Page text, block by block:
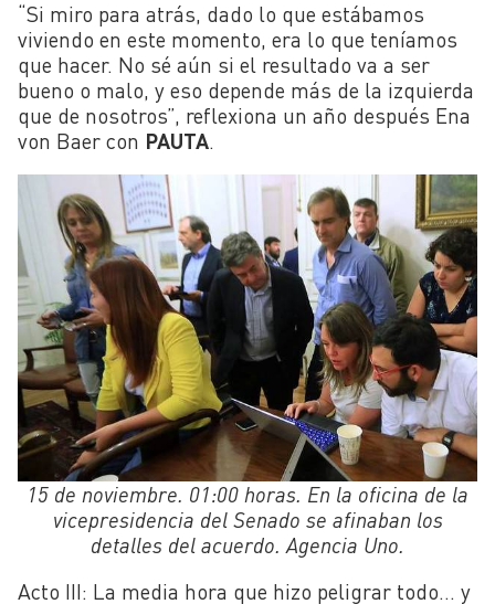
“Si miro para atrás, dado lo que estábamos
viviendo en este momento, era lo que teníamos
que hacer. No sé aún si el resultado va a ser
bueno o malo, y eso depende más de la izquierda
que de nosotros”, reflexiona un año después Ena
von Baer con PAUTA.
15 de noviembre. 01:00 horas. En la oficina de la
vicepresidencia del Senado se afinaban los
detalles del acuerdo. Agencia Uno.
Acto III: La media hora que hizo peligrar todo… y